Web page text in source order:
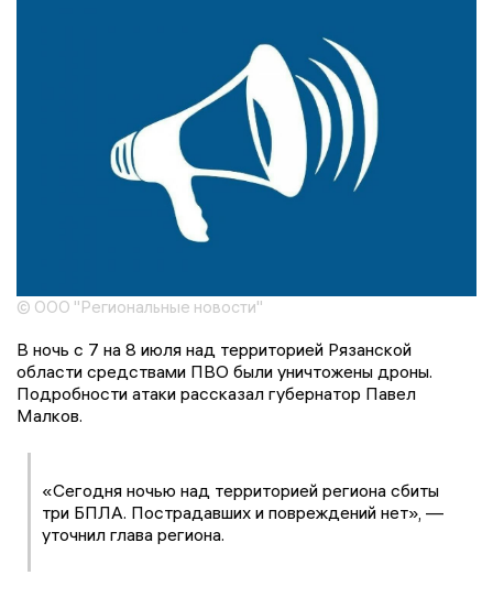
© ООО "Региональные новости"
В ночь с 7 на 8 июля над территорией Рязанской
области средствами ПВО были уничтожены дроны.
Подробности атаки рассказал губернатор Павел
Малков.
«Сегодня ночью над территорией региона сбиты
три БПЛА. Пострадавших и повреждений нет», —
уточнил глава региона.